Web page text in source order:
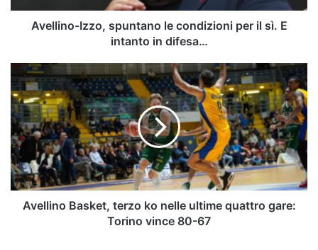
E
intantoAvellino-Izzo, spuntano le condizioni per il sì. E
intanto in difesa…
Avellino
Basket,
terzo
ko
nelle
ultime
quattro
gare:
Torino
vinceAvellino Basket, terzo ko nelle ultime quattro gare:
Torino vince 80-67